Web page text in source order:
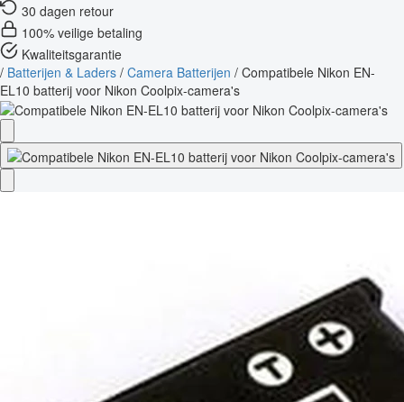
30 dagen retour
100% veilige betaling
Kwaliteitsgarantie
/ Batterijen & Laders / Camera Batterijen / Compatibele Nikon EN-
EL10 batterij voor Nikon Coolpix-camera's